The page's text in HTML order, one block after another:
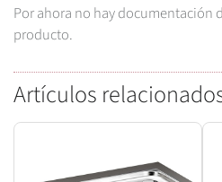
Por ahora no hay documentación
producto.
Artículos